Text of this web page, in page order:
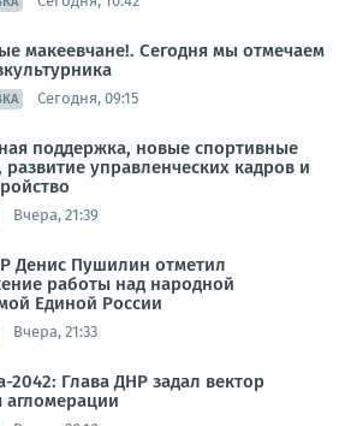
макеевчане!. Сегодня мы отмечаем
Сегодня, 09:15
поддержка, новые спортивные
управленческих кадров и
Вчера, 21:39
Денис Пушилин отметил
работы над народной
Единой России
Вчера, 21:33
2042: Глава ДНР задал вектор
агломерации